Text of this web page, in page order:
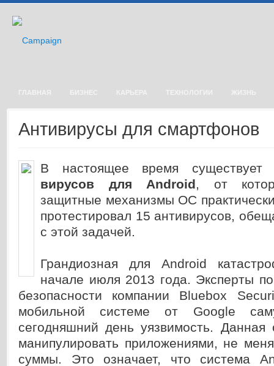
ГЛАВНАЯ БИЗНЕС КАРЬЕРА ТЕХНОЛОГИИ ЖИЗНЬ
Антивирусы для смартфонов
В настоящее время существует
вирусов для Android, от
защитные механизмы ОС
протестировал 15 антивирусов,
с этой задачей.
Грандиозная для Android
начале июля 2013 года. Эксперты
безопасности компании Bluebox
мобильной системе от Google
сегодняшний день уязвимость. Данная
манипулировать приложениями, не
суммы. Это означает, что система